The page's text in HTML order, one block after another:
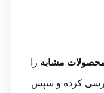
مشابه را
کرده و سپس